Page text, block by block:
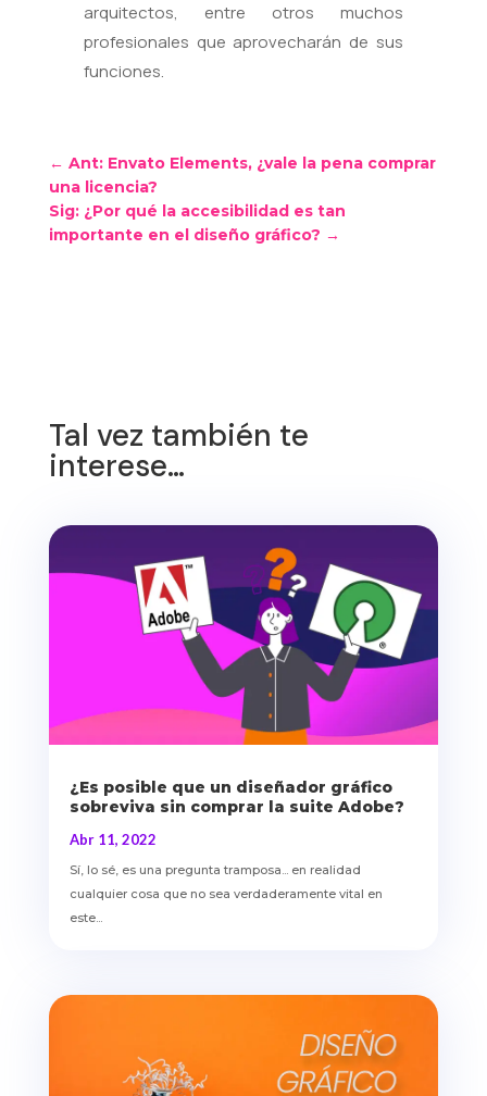
arquitectos, entre otros muchos
profesionales que aprovecharán de sus
funciones.
← Ant: Envato Elements, ¿vale la pena comprar
una licencia?
Sig: ¿Por qué la accesibilidad es tan
importante en el diseño gráfico? →
Tal vez también te
interese…
¿Es posible que un diseñador gráfico
sobreviva sin comprar la suite Adobe?
Abr 11, 2022
Sí, lo sé, es una pregunta tramposa... en realidad
cualquier cosa que no sea verdaderamente vital en
este...